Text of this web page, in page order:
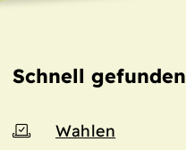
Schnell gefunden
Wahlen